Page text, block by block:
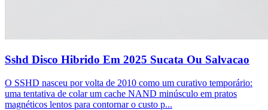
Sshd Disco Hibrido Em 2025 Sucata Ou Salvacao
O SSHD nasceu por volta de 2010 como um curativo temporário:
uma tentativa de colar um cache NAND minúsculo em pratos
magnéticos lentos para contornar o custo p...